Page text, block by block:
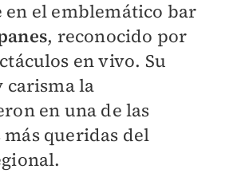
en el emblemático bar
, reconocido por
en vivo. Su
carisma la
en una de las
queridas del